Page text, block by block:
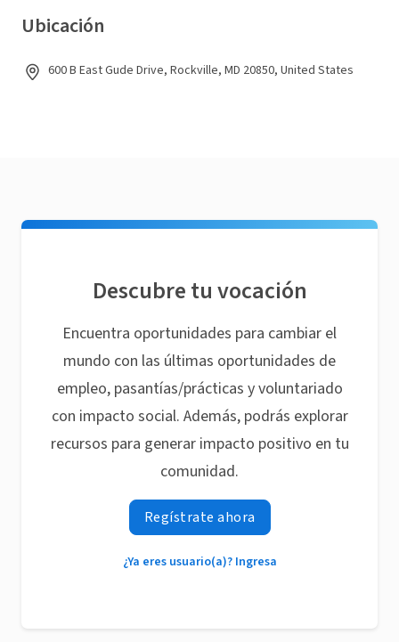
Ubicación
600 B East Gude Drive, Rockville, MD 20850, United States
Descubre tu vocación
Encuentra oportunidades para cambiar el
mundo con las últimas oportunidades de
empleo, pasantías/prácticas y voluntariado
con impacto social. Además, podrás explorar
recursos para generar impacto positivo en tu
comunidad.
Regístrate ahora
¿Ya eres usuario(a)? Ingresa